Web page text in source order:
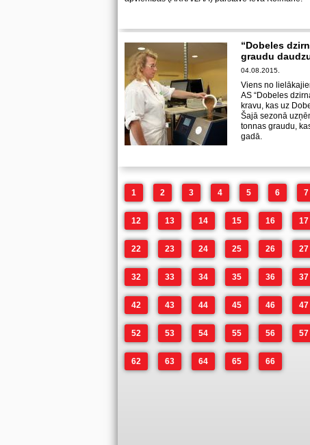
“Dobeles
graudu
04.08.2015.
Viens no
AS “Dobeles
kravu, kas uz
Šajā sezonā
tonnas graudu,
gadā.
1 2 3 4 5 6 7
12 13 14 15 16 17
22 23 24 25 26 27
32 33 34 35 36 37
42 43 44 45 46 47
52 53 54 55 56 57
62 63 64 65 66